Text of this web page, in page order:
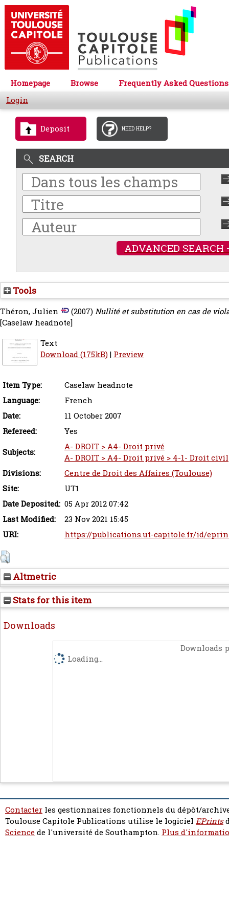
Homepage Browse
Frequently Asked Questions
Login
Deposit NEED HELP?
SEARCH
ADVANCED SEARCH
Tools
Théron, Julien (2007)Nullité et substitution en cas de
[Caselaw headnote]
Text
Download (175kB)| Preview
Item Type:
Caselaw headnote
Language:
French
Date:
11 October 2007
Refereed:
Yes
Subjects:
A- DROIT > A4- Droit privé
A- DROIT > A4- Droit privé > 4-1- Droit civil
Divisions:
Centre de Droit des Affaires (Toulouse)
Site:
UT1
Date Deposited: 05 Apr 2012 07:42
Last Modified:
23 Nov 2021 15:45
URI:
https://publications.ut-capitole.fr/id/
Altmetric
Stats for this item
Downloads
Downloads
Loading...
Contacter les gestionnaires fonctionnels du dépôt/
Toulouse Capitole Publications utilise le logiciel EPrints
Sciencede l'université de Southampton. Plus